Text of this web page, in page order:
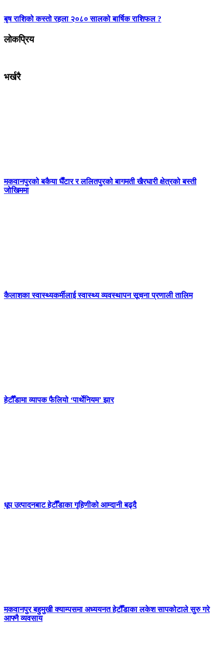
बृष राशिको कस्तो रहला २०८० सालको बार्षिक राशिफल ?
लोकप्रिय
भर्खरै
मकवानपुरको बकैया घैँटार र ललितपुरको बागमती खैरघारी क्षेत्रको बस्ती
जोखिममा
कैलाशका स्वास्थ्यकर्मीलाई स्वास्थ्य व्यवस्थापन सूचना प्रणाली तालिम
हेटौँडामा व्यापक फैलियो ‘पार्थेनियम’ झार
धूप उत्पादनबाट हेटौँडाका गृहिणीको आम्दानी बढ्दै
मकवानपुर बहुमुखी क्याम्पसमा अध्ययनत हेटौँडाका लकेश सापकोटाले सुरु गरे
आफ्नै व्यवसाय